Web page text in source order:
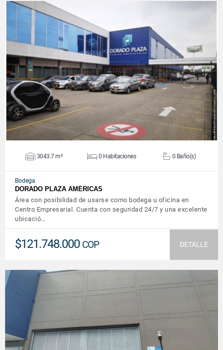
VER DETALLES
3043.7 m² 0 Habitaciones 0 Baño(s)
Bodega
DORADO PLAZA AMÉRICAS
Área con posibilidad de usarse como bodega u oficina en
Centro Empresarial. Cuenta con seguridad 24/7 y una excelente
ubicació…
$121.748.000 COP DETALLE
VER DETALLES